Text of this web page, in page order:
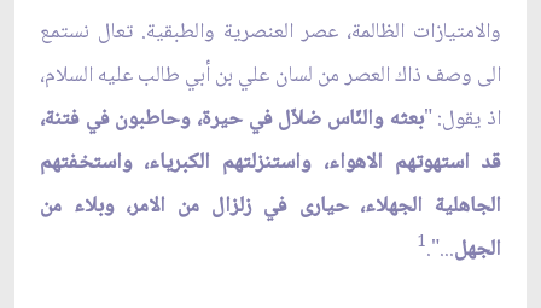
والامتيازات الظالمة، عصر العنصرية والطبقية. تعال نستمع
الى وصف ذاك العصر من لسان علي بن أبي طالب عليه السلام،
اذ يقول: "بعثه والنّاس ضلاّل في حيرة، وحاطبون في فتنة،
قد استهوتهم الاهواء، واستنزلتهم الكبرياء، واستخفتهم
الجاهلية الجهلاء، حيارى في زلزال من الامر، وبلاء من
الجهل...".
1